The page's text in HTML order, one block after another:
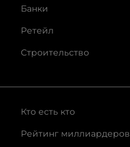
Банки
Ретейл
Строительство
Кто есть кто
Рейтинг миллиардеров